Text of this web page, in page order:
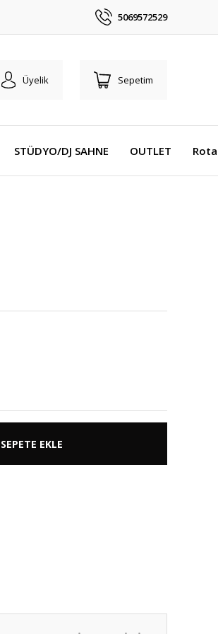
5069572529
Üyelik Sepetim
STÜDYO/DJ SAHNE OUTLET
SEPETE EKLE